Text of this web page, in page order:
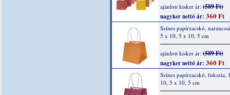
ajánlott kisker ár:(589 Ft)
nagyker nettó ár: 360 Ft
Színes papírzacskó,
5 x 10, 5 x 10, 5 cm
ajánlott kisker ár:(589 Ft)
nagyker nettó ár: 360 Ft
Színes papírzacskó, fukszia,
10, 5 x 10, 5 cm